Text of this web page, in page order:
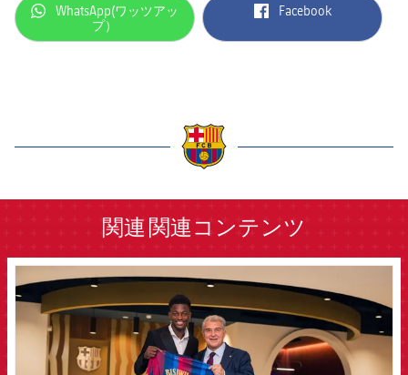
label.aria.whatsapp
WhatsApp(ワッツアッ
プ）
label.aria.facebook
Facebook
関連 関連コンテンツ
FCB Barcelona badge